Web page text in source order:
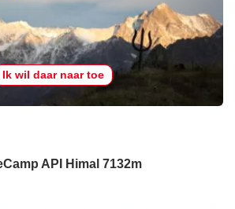
Ik wil daar naar toe
API Himal 7132m